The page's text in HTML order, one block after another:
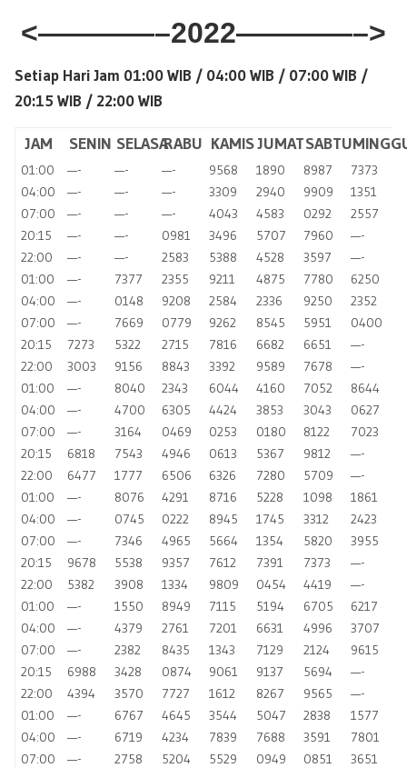
<————–2022————–>
Setiap Hari Jam 01:00 WIB / 04:00 WIB / 07:00 WIB /
20:15 WIB / 22:00 WIB
JAM SENIN SELASARABU KAMISJUMATSABTU
01:00 —- —- —- 9568 1890 8987
7373
04:00
—- —- —- 3309 2940 9909
1351
07:00
—- —- —- 4043 4583 0292
2557
20:15
—- —- 0981 3496 5707 7960
—-
22:00
—- —- 2583 5388 4528 3597
—-
01:00
—- 7377 2355 9211 4875 7780
6250
04:00
—- 0148 9208 2584 2336 9250
2352
07:00
—- 7669 0779 9262 8545 5951
0400
20:15
7273 5322 2715 7816 6682 6651
—-
22:00
3003 9156 8843 3392 9589 7678
—-
01:00
—- 8040 2343 6044 4160 7052
8644
04:00
—- 4700 6305 4424 3853 3043
0627
07:00
—- 3164 0469 0253 0180 8122
7023
20:15
6818 7543 4946 0613 5367 9812
—-
22:00
6477 1777 6506 6326 7280 5709
—-
01:00
—- 8076 4291 8716 5228 1098
1861
04:00
—- 0745 0222 8945 1745 3312
2423
07:00
—- 7346 4965 5664 1354 5820
3955
20:15
9678 5538 9357 7612 7391 7373
—-
22:00
5382 3908 1334 9809 0454 4419
—-
01:00
—- 1550 8949 7115 5194 6705
6217
04:00
—- 4379 2761 7201 6631 4996
3707
07:00
—- 2382 8435 1343 7129 2124
9615
20:15
6988 3428 0874 9061 9137 5694
—-
22:00
4394 3570 7727 1612 8267 9565
—-
01:00
—- 6767 4645 3544 5047 2838
1577
04:00
—- 6719 4234 7839 7688 3591
7801
07:00
—- 2758 5204 5529 0949 0851
3651